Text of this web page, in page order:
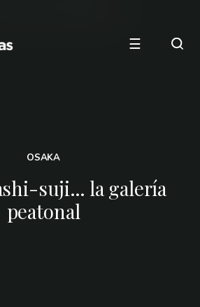
☰
OSAKA
suji… la galería
peatonal